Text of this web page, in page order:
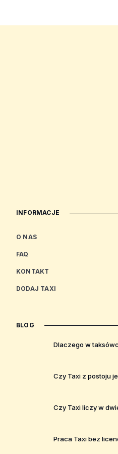
INFORMACJE
O NAS
FAQ
KONTAKT
DODAJ TAXI
BLOG
Dlaczego w
Czy Taxi z postoju
Czy Taxi liczy w
Praca Taxi bez